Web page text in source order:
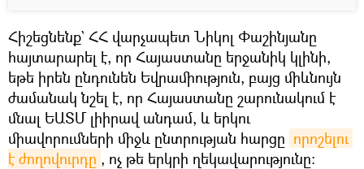
Հիշեցնենք` ՀՀ վարչապետ Նիկոլ Փաշինյանը
հայտարարել է, որ Հայաստանը երջանիկ կլինի,
եթե իրեն ընդունեն Եվրամիություն, բայց միևնույն
ժամանակ նշել է, որ Հայաստանը շարունակում է
մնալ ԵԱՏՄ լիիրավ անդամ, և երկու
միավորումների միջև ընտրության հարցը որոշելու
է ժողովուրդը , ոչ թե երկրի ղեկավարությունը: